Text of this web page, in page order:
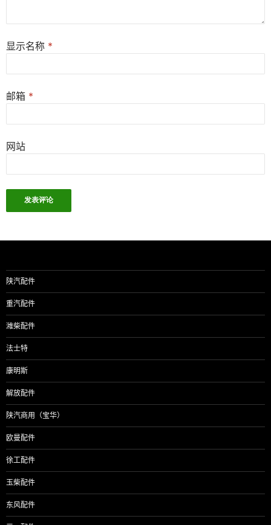
显示名称 *
邮箱 *
网站
陕汽配件
重汽配件
潍柴配件
法士特
康明斯
解放配件
陕汽商用（宝华）
欧曼配件
徐工配件
玉柴配件
东风配件